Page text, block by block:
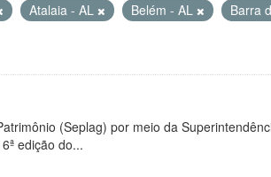
Atalaia - AL Belém - AL
Barra
(Seplag) por meio da
edição do...